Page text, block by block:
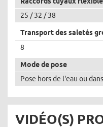
25 / 32 / 38
Transport des saletés
8
Mode de pose
Pose hors de l'eau ou
VIDÉO(S)